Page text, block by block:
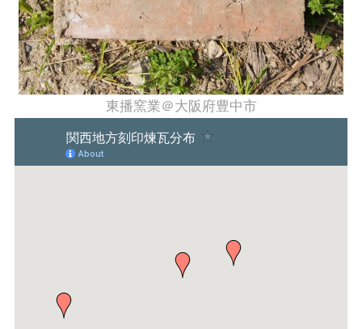
東播窯業＠大阪府豊中市